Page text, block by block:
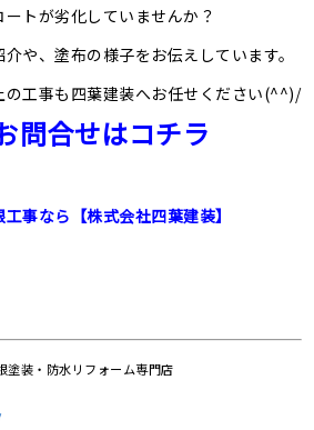
トが劣化していませんか？
や、塗布の様子をお伝えしています。
の工事も四葉建装へお任せください(^^)/
問合せはコチラ
事なら【株式会社四葉建装】
塗装・防水リフォーム専門店